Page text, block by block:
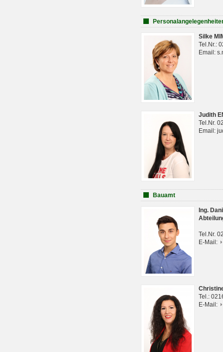
Silke
Tel.Nr.:
Email:
Judith
Tel.Nr.
Email:
Bauamt
Ing.
Tel.Nr.
E-Mail:
Tel.:
E-Mail: